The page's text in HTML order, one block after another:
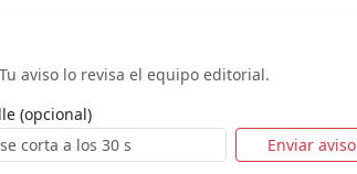
aviso lo revisa el equipo editorial.
(opcional)
Enviar aviso